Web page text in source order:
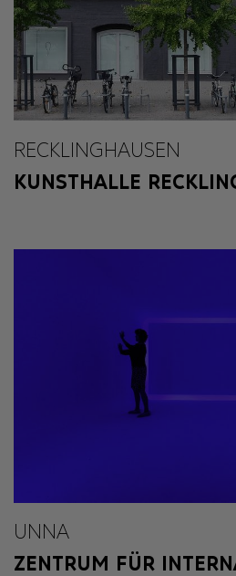
RECKLINGHAUSEN
KUNSTHALLE
UNNA
ZENTRUM FÜR